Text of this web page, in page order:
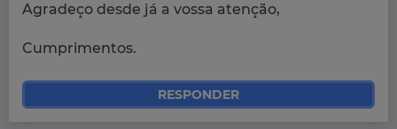
Agradeço desde já a vossa atenção,
Cumprimentos.
RESPONDER